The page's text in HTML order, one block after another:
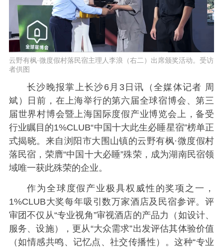
云野有枫·微度假村落民宿主理人李浪（右二）出席颁奖活动。受访
者供图
长沙晚报掌上长沙6月3日讯（全媒体记者 周
斌）日前，在上海举行的第六届全球宿博会、第三
届世界村博会暨上海国际度假产业博览会上，备受
行业瞩目的1%CLUB“中国十大此生必睡星宿”榜单正
式揭晓。来自浏阳市大围山镇的云野有枫·微度假村
落民宿，荣膺“中国十大必睡”殊荣，成为湖南民宿领
域唯一获此殊荣的企业。
作为全球度假产业极具权威性的奖项之一，
1%CLUB大奖每年吸引数万家酒店及民宿参评。评
审团不仅从“专业视角”审视酒店的产品力（如设计、
服务、设施），更从“大众需求”出发评估其体验价值
（如情感共鸣、记忆点、社交传播性）。这种“专业